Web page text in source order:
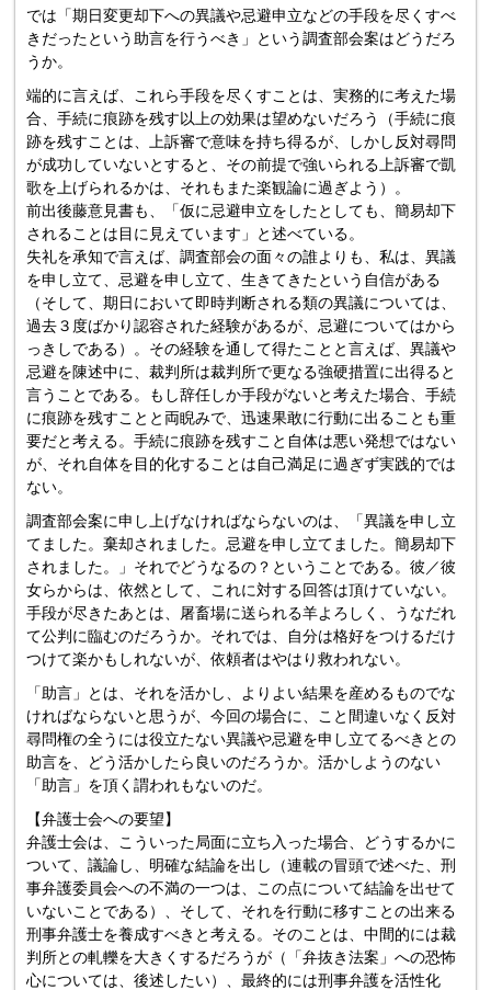
では「期日変更却下への異議や忌避申立などの手段を尽くすべ
きだったという助言を行うべき」という調査部会案はどうだろ
うか。
端的に言えば、これら手段を尽くすことは、実務的に考えた場
合、手続に痕跡を残す以上の効果は望めないだろう（手続に痕
跡を残すことは、上訴審で意味を持ち得るが、しかし反対尋問
が成功していないとすると、その前提で強いられる上訴審で凱
歌を上げられるかは、それもまた楽観論に過ぎよう）。
前出後藤意見書も、「仮に忌避申立をしたとしても、簡易却下
されることは目に見えています」と述べている。
失礼を承知で言えば、調査部会の面々の誰よりも、私は、異議
を申し立て、忌避を申し立て、生きてきたという自信がある
（そして、期日において即時判断される類の異議については、
過去３度ばかり認容された経験があるが、忌避についてはから
っきしである）。その経験を通して得たことと言えば、異議や
忌避を陳述中に、裁判所は裁判所で更なる強硬措置に出得ると
言うことである。もし辞任しか手段がないと考えた場合、手続
に痕跡を残すことと両睨みで、迅速果敢に行動に出ることも重
要だと考える。手続に痕跡を残すこと自体は悪い発想ではない
が、それ自体を目的化することは自己満足に過ぎず実践的では
ない。
調査部会案に申し上げなければならないのは、「異議を申し立
てました。棄却されました。忌避を申し立てました。簡易却下
されました。」それでどうなるの？ということである。彼／彼
女らからは、依然として、これに対する回答は頂けていない。
手段が尽きたあとは、屠畜場に送られる羊よろしく、うなだれ
て公判に臨むのだろうか。それでは、自分は格好をつけるだけ
つけて楽かもしれないが、依頼者はやはり救われない。
「助言」とは、それを活かし、よりよい結果を産めるものでな
ければならないと思うが、今回の場合に、こと間違いなく反対
尋問権の全うには役立たない異議や忌避を申し立てるべきとの
助言を、どう活かしたら良いのだろうか。活かしようのない
「助言」を頂く謂われもないのだ。
【弁護士会への要望】
弁護士会は、こういった局面に立ち入った場合、どうするかに
ついて、議論し、明確な結論を出し（連載の冒頭で述べた、刑
事弁護委員会への不満の一つは、この点について結論を出せて
いないことである）、そして、それを行動に移すことの出来る
刑事弁護士を養成すべきと考える。そのことは、中間的には裁
判所との軋轢を大きくするだろうが（「弁抜き法案」への恐怖
心については、後述したい）、最終的には刑事弁護を活性化